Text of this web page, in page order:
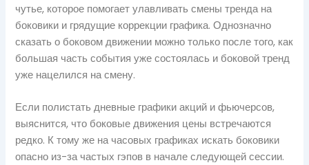
чутье, которое помогает улавливать смены тренда на
боковики и грядущие коррекции графика. Однозначно
сказать о боковом движении можно только после того, как
большая часть события уже состоялась и боковой тренд
уже нацелился на смену.
Если полистать дневные графики акций и фьючерсов,
выяснится, что боковые движения цены встречаются
редко. К тому же на часовых графиках искать боковики
опасно из-за частых гэпов в начале следующей сессии.